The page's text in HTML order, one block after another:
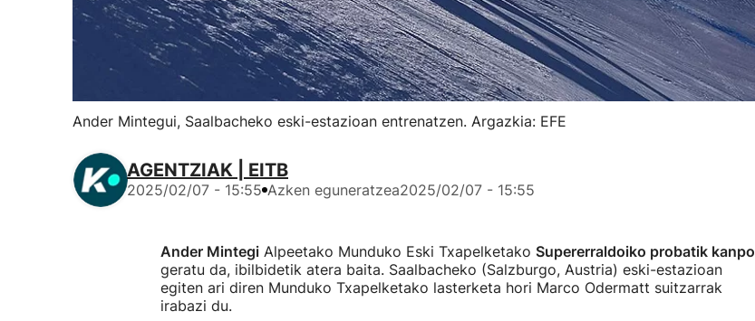
Ander Mintegui, Saalbacheko eski-estazioan entrenatzen. Argazkia: EFE
AGENTZIAK | EITB
2025/02/07 - 15:55 Azken eguneratzea2025/02/07 - 15:55
Ander Mintegi Alpeetako Munduko Eski Txapelketako Supererraldoiko probatik kanpo
geratu da, ibilbidetik atera baita. Saalbacheko (Salzburgo, Austria) eski-estazioan
egiten ari diren Munduko Txapelketako lasterketa hori Marco Odermatt suitzarrak
irabazi du.